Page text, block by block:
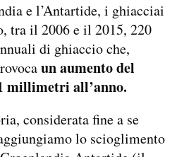
e l’Antartide, i ghiacciai
tra il 2006 e il 2015, 220
di ghiaccio che,
un aumento del
millimetri all’anno.
considerata fine a se
lo scioglimento